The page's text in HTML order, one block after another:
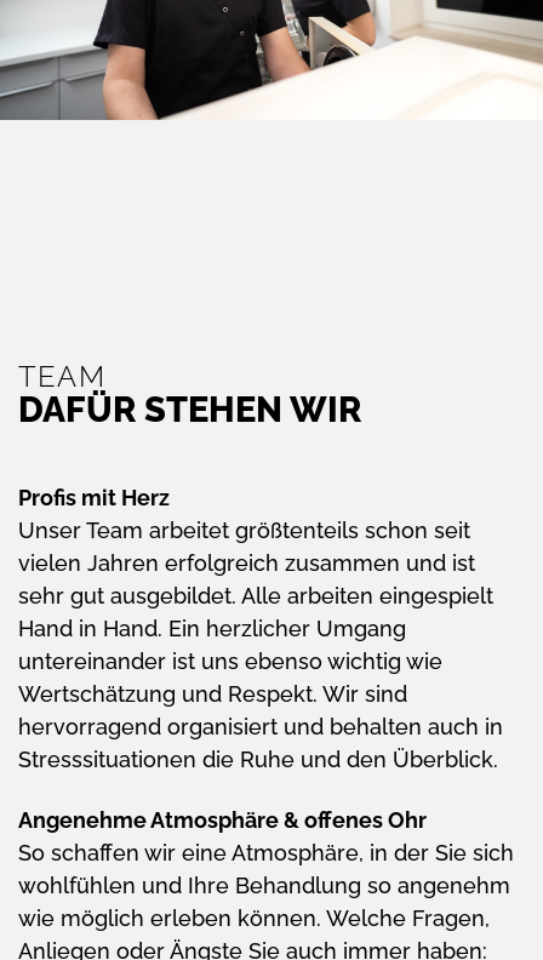
TEAM
DAFÜR STEHEN WIR
Profis mit Herz
Unser Team arbeitet größtenteils schon seit
vielen Jahren erfolgreich zusammen und ist
sehr gut ausgebildet. Alle arbeiten eingespielt
Hand in Hand. Ein herzlicher Umgang
untereinander ist uns ebenso wichtig wie
Wertschätzung und Respekt. Wir sind
hervorragend organisiert und behalten auch in
Stresssituationen die Ruhe und den Überblick.
Angenehme Atmosphäre & offenes Ohr
So schaffen wir eine Atmosphäre, in der Sie sich
wohlfühlen und Ihre Behandlung so angenehm
wie möglich erleben können. Welche Fragen,
Anliegen oder Ängste Sie auch immer haben: